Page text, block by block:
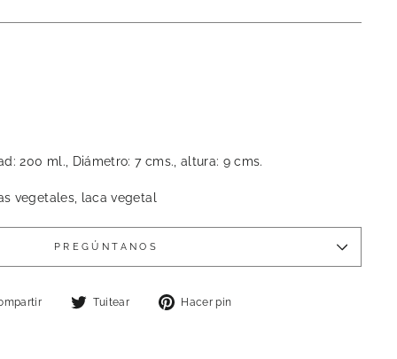
200 ml., Diámetro: 7 cms., altura: 9 cms.
vegetales, laca vegetal
PREGÚNTANOS
Compartir
Tuitear
TuitearHacer pin